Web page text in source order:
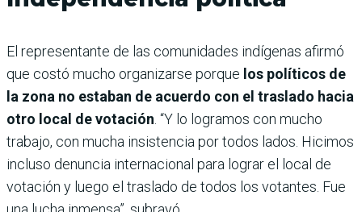
El representante de las comunidades indígenas afirmó
que costó mucho organizarse porque los políticos de
la zona no estaban de acuerdo con el traslado hacia
otro local de votación . “Y lo logramos con mucho
trabajo, con mucha insistencia por todos lados. Hicimos
incluso denuncia internacional para lograr el local de
votación y luego el traslado de todos los votantes. Fue